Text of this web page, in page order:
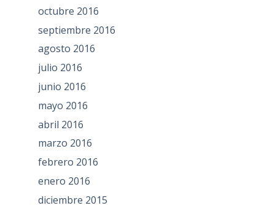
octubre 2016
septiembre 2016
agosto 2016
julio 2016
junio 2016
mayo 2016
abril 2016
marzo 2016
febrero 2016
enero 2016
diciembre 2015